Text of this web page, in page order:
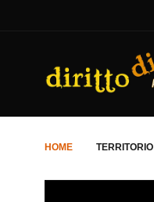
HOME TERRITORIO